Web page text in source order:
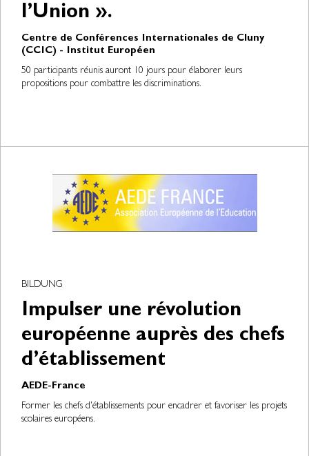
l’Union ».
Centre de Conférences Internationales de Cluny
(CCIC) - Institut Européen
50 participants réunis auront 10 jours pour élaborer leurs
propositions pour combattre les discriminations.
BILDUNG
Impulser une révolution
européenne auprès des chefs
d’établissement
AEDE-France
Former les chefs d'établissements pour encadrer et favoriser les projets
scolaires européens.